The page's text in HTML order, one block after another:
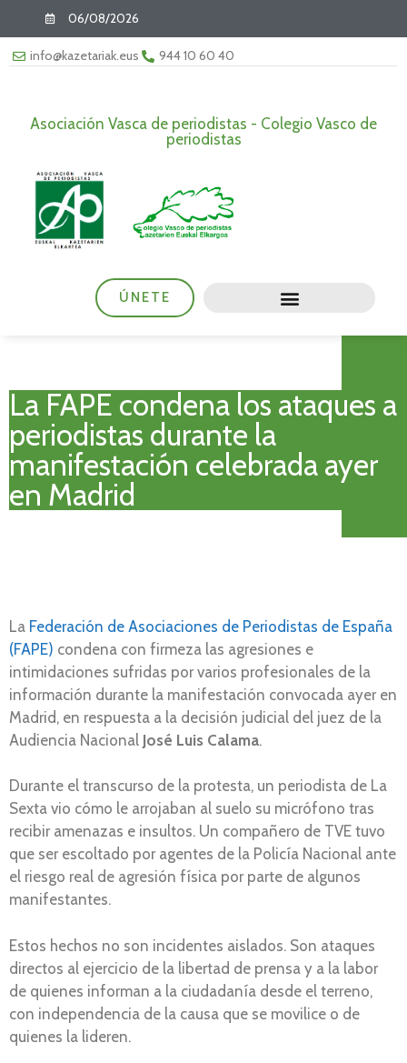
06/08/2026
info@kazetariak.eus 944 10 60 40
Asociación Vasca de periodistas - Colegio Vasco de
periodistas
ÚNETE
La FAPE condena los ataques a
periodistas durante la
manifestación celebrada ayer
en Madrid
La Federación de Asociaciones de Periodistas de España
(FAPE) condena con firmeza las agresiones e
intimidaciones sufridas por varios profesionales de la
información durante la manifestación convocada ayer en
Madrid, en respuesta a la decisión judicial del juez de la
Audiencia Nacional José Luis Calama.
Durante el transcurso de la protesta, un periodista de La
Sexta vio cómo le arrojaban al suelo su micrófono tras
recibir amenazas e insultos. Un compañero de TVE tuvo
que ser escoltado por agentes de la Policía Nacional ante
el riesgo real de agresión física por parte de algunos
manifestantes.
Estos hechos no son incidentes aislados. Son ataques
directos al ejercicio de la libertad de prensa y a la labor
de quienes informan a la ciudadanía desde el terreno,
con independencia de la causa que se movilice o de
quienes la lideren.